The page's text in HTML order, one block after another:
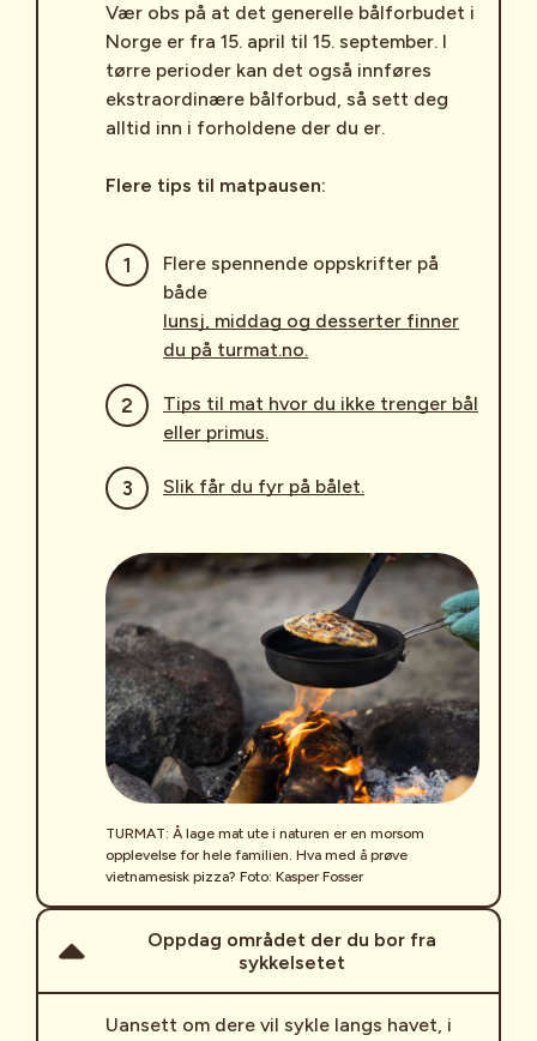
Vær obs på at det generelle bålforbudet i
Norge er fra 15. april til 15. september. I
tørre perioder kan det også innføres
ekstraordinære bålforbud, så sett deg
alltid inn i forholdene der du er.
Flere tips til matpausen:
Flere spennende oppskrifter på
både
lunsj, middag og desserter finner
du på turmat.no.
Tips til mat hvor du ikke trenger bål
eller primus.
Slik får du fyr på bålet.
TURMAT: Å lage mat ute i naturen er en morsom
opplevelse for hele familien. Hva med å prøve
vietnamesisk pizza? Foto: Kasper Fosser
Oppdag området der du bor fra
sykkelsetet
Uansett om dere vil sykle langs havet, i